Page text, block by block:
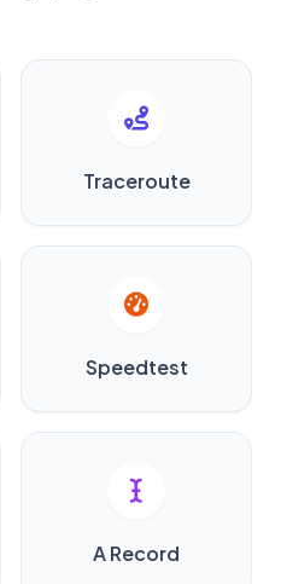
Traceroute
Speedtest
A Record